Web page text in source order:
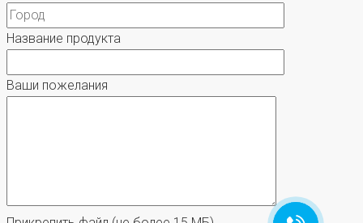
Название продукта
Ваши пожелания